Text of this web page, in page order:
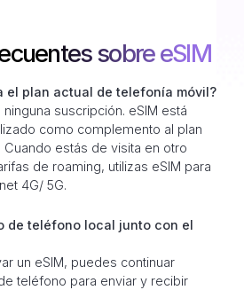
sobre eSIM
el plan actual de telefonía móvil?
suscripción. eSIM está
como complemento al plan
estás de visita en otro
de roaming, utilizas eSIM para
4G/ 5G.
de teléfono local junto con el
un eSIM, puedes continuar
teléfono para enviar y recibir